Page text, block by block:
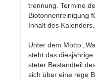
trennung. Termine
Biotonnenreinigung
Inhalt des Kalenders.
Unter dem Motto
steht das
steter Bestandteil
sich über eine rege